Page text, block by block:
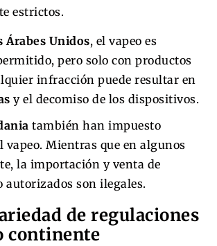
estrictos.
Árabes Unidos, el vapeo es
pero solo con productos
infracción puede resultar en
y el decomiso de los dispositivos.
también han impuesto
vapeo. Mientras que en algunos
la importación y venta de
autorizados son ilegales.
de regulaciones
continente